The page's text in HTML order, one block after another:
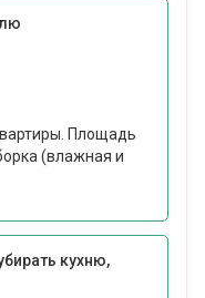
Площадь
(влажная и
кухню,